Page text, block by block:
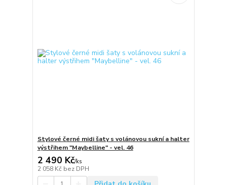
Stylové černé midi šaty s volánovou sukní a halter
výstřihem "Maybelline" - vel. 46
2 490 Kč/ks
2 058 Kč bez DPH